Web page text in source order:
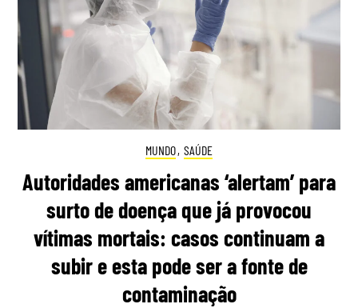
MUNDO, SAÚDE
Autoridades americanas ‘alertam’ para
surto de doença que já provocou
vítimas mortais: casos continuam a
subir e esta pode ser a fonte de
contaminação